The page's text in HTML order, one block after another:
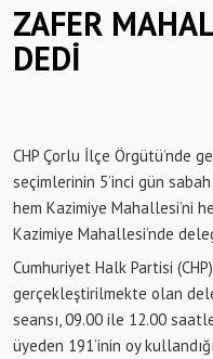
ZAFER
DEDİ
CHP Çorlu İlçe Örgütü’nde
seçimlerinin 5’inci gün sabah
hem Kazimiye Mahallesi’ni
Kazimiye Mahallesi’nde
Cumhuriyet Halk Partisi
gerçekleştirilmekte olan
seansı, 09.00 ile 12.00
üyeden 191’inin oy